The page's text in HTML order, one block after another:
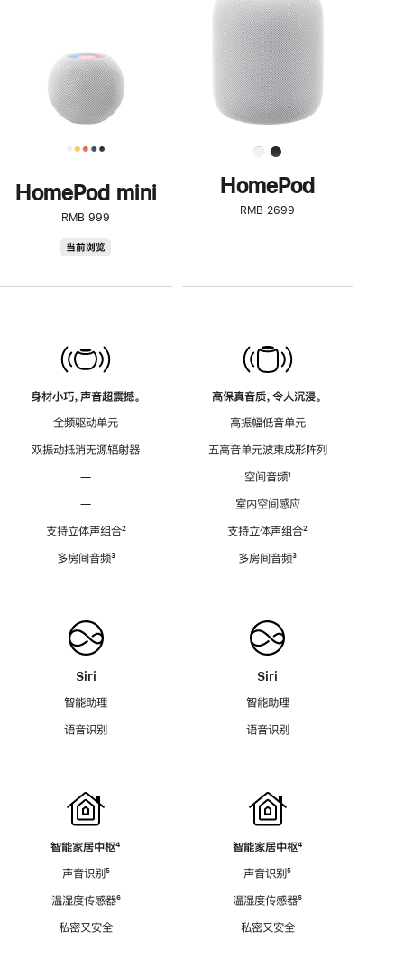
HomePod mini
RMB 999
当前浏览
身材小巧，声音超震撼。
全频驱动单元
双振动抵消无源辐射器
—
—
支持立体声组合脚
²
多房间音频脚
³
Siri
智能助理
语音识别
智能家居中枢脚
⁴
声音识别脚
⁵
温湿度传感器脚
⁶
私密又安全
了
解
HomePod<
HomePod
RMB 2699
高保真音质，令人沉浸。
高振幅低音单元
五高音单元波束成形阵列
空间音频脚
¹
室内空间感应
支持立体声组合脚
²
多房间音频脚
³
Siri
智能助理
语音识别
智能家居中枢脚
⁴
声音识别脚
⁵
温湿度传感器脚
⁶
私密又安全